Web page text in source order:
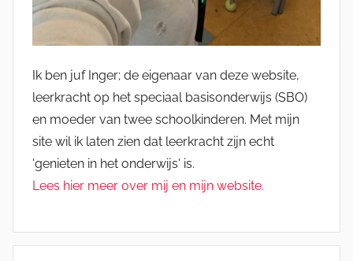
Ik ben juf Inger; de eigenaar van deze website,
leerkracht op het speciaal basisonderwijs (SBO)
en moeder van twee schoolkinderen. Met mijn
site wil ik laten zien dat leerkracht zijn echt
'genieten in het onderwijs' is.
Lees hier meer over mij en mijn website.